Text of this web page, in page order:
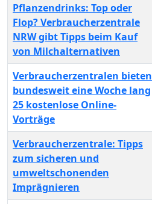
Pflanzendrinks: Top oder
Flop? Verbraucherzentrale
NRW gibt Tipps beim Kauf
von Milchalternativen
Verbraucherzentralen bieten
bundesweit eine Woche lang
25 kostenlose Online-
Vorträge
Verbraucherzentrale: Tipps
zum sicheren und
umweltschonenden
Imprägnieren